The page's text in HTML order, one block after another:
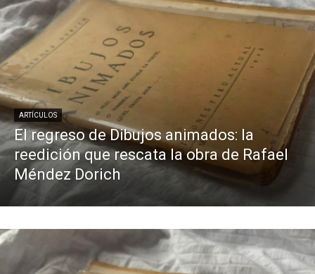
ARTÍCULOS
El regreso de Dibujos animados: la
reedición que rescata la obra de Rafael
Méndez Dorich